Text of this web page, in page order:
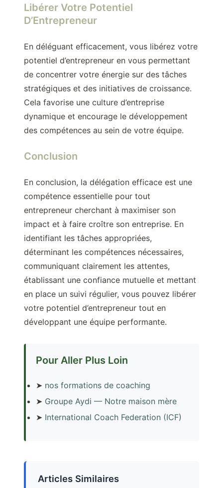
Libérer Votre Potentiel
D’Entrepreneur
En déléguant efficacement, vous libérez votre
potentiel d’entrepreneur en vous permettant
de concentrer votre énergie sur des tâches
stratégiques et des initiatives de croissance.
Cela favorise une culture d’entreprise
dynamique et encourage le développement
des compétences au sein de votre équipe.
Conclusion
En conclusion, la délégation efficace est une
compétence essentielle pour tout
entrepreneur cherchant à maximiser son
impact et à faire croître son entreprise. En
identifiant les tâches appropriées,
déterminant les compétences nécessaires,
communiquant clairement les attentes,
établissant une confiance mutuelle et mettant
en place un suivi régulier, vous pouvez libérer
votre potentiel d’entrepreneur tout en
développant une équipe performante.
Pour Aller Plus Loin
➤ nos formations de coaching
➤ Groupe Aydi — Notre maison mère
➤ International Coach Federation (ICF)
Articles Similaires